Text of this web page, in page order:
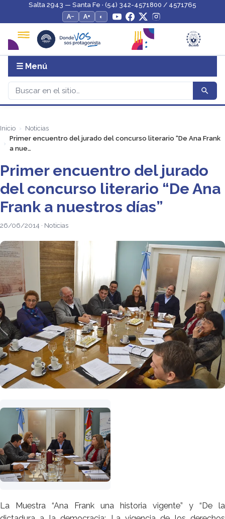
Salta 2943 — Santa Fe · (54) 342-4571800 / 4571765
A−
A+ ◐
☰ Menú
Inicio
Noticias
Primer encuentro del jurado del concurso literario “De Ana Frank
a nue…
Primer encuentro del jurado
del concurso literario “De Ana
Frank a nuestros días”
26/06/2014 · Noticias
La Muestra “Ana Frank una historia vigente” y “De la